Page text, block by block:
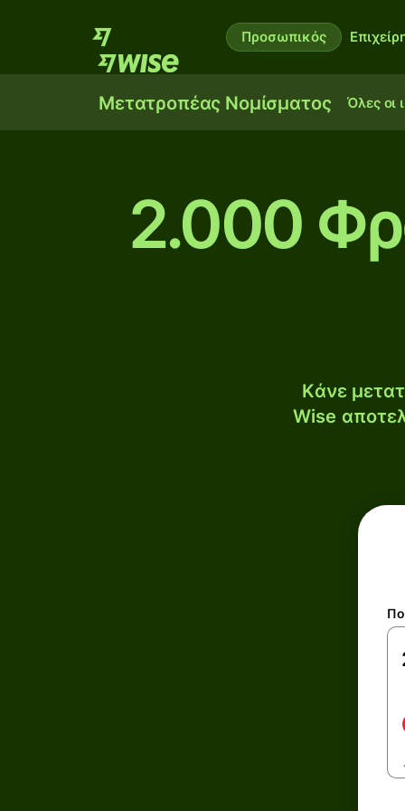
Προσωπικός
Μετατροπέας Νομίσματος Όλες οι
2.000
Κάνε
Wise